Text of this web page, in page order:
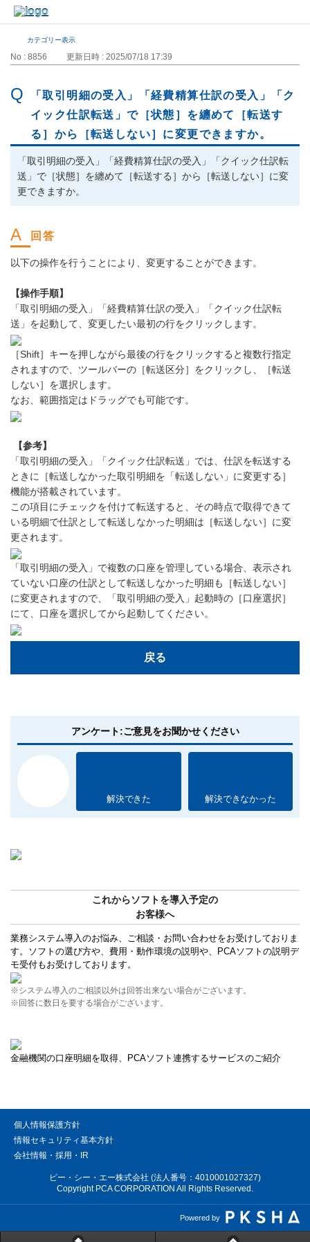
カテゴリー表示
No : 8856 更新日時 : 2025/07/18 17:39
「取引明細の受入」「経費精算仕訳の受入」「ク
イック仕訳転送」で［状態］を纏めて［転送す
る］から［転送しない］に変更できますか。
「取引明細の受入」「経費精算仕訳の受入」「クイック仕訳転
送」で［状態］を纏めて［転送する］から［転送しない］に変
更できますか。
以下の操作を行うことにより、変更することができます。
【操作手順】
「取引明細の受入」「経費精算仕訳の受入」「クイック仕訳転
送」を起動して、変更したい最初の行をクリックします。
［Shift］キーを押しながら最後の行をクリックすると複数行指定
されますので、ツールバーの［転送区分］をクリックし、［転送
しない］を選択します。
なお、範囲指定はドラッグでも可能です。
【参考】
「取引明細の受入」「クイック仕訳転送」では、仕訳を転送する
ときに［転送しなかった取引明細を「転送しない」に変更する］
機能が搭載されています。
この項目にチェックを付けて転送すると、その時点で取得できて
いる明細で仕訳として転送しなかった明細は［転送しない］に変
更されます。
「取引明細の受入」で複数の口座を管理している場合、表示され
ていない口座の仕訳として転送しなかった明細も［転送しない］
に変更されますので、「取引明細の受入」起動時の［口座選択］
にて、口座を選択してから起動してください。
戻る
アンケート:ご意見をお聞かせください
解決できた 解決できなかった
これからソフトを導入予定の
お客様へ
業務システム導入のお悩み、ご相談・お問い合わせをお受けしておりま
す。ソフトの選び方や、費用・動作環境の説明や、PCAソフトの説明デ
モ受付もお受けしております。
※システム導入のご相談以外は回答出来ない場合がございます。
※回答に数日を要する場合がございます。
金融機関の口座明細を取得、PCAソフト連携するサービスのご紹介
個人情報保護方針
情報セキュリティ基本方針
会社情報・採用・IR
ピー・シー・エー株式会社 (法人番号：4010001027327)
Copyright PCA CORPORATION All Rights Reserved.
Powered by